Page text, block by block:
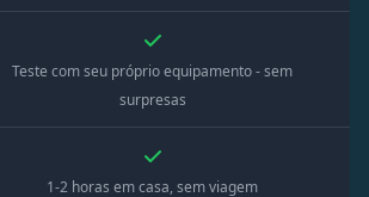
Teste com seu próprio equipamento - sem
surpresas
1-2 horas em casa, sem viagem